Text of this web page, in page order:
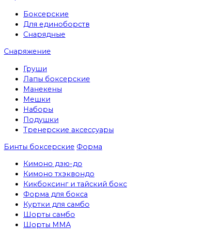
Боксерские
Для единоборств
Снарядные
Снаряжение
Груши
Лапы боксерские
Манекены
Мешки
Наборы
Подушки
Тренерские аксессуары
Бинты боксерские Форма
Кимоно дзю-до
Кимоно тхэквондо
Кикбоксинг и тайский бокс
Форма для бокса
Куртки для самбо
Шорты самбо
Шорты MMA